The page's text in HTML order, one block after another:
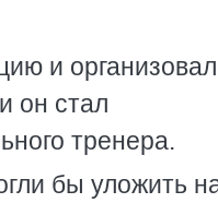
и организовал
он стал
тренера.
бы уложить